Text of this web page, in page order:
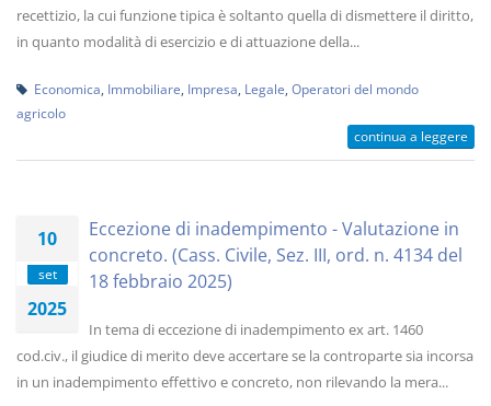
recettizio, la cui funzione tipica è soltanto quella di dismettere il diritto,
in quanto modalità di esercizio e di attuazione della...
Economica Immobiliare Impresa Legale Operatori del mondo
agricolo
continua a leggere
10
set
2025
Eccezione di inadempimento - Valutazione in
concreto. (Cass. Civile, Sez. III, ord. n. 4134 del
18 febbraio 2025)
In tema di eccezione di inadempimento ex art. 1460
cod.civ., il giudice di merito deve accertare se la controparte sia incorsa
in un inadempimento effettivo e concreto, non rilevando la mera...